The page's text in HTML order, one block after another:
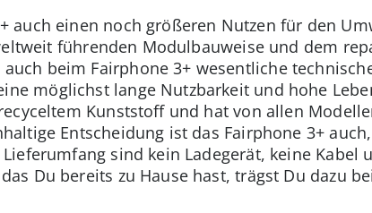
auch einen noch größeren Nutzen für den
führenden Modulbauweise und dem
beim Fairphone 3+ wesentliche
möglichst lange Nutzbarkeit und hohe
Kunststoff und hat von allen
Entscheidung ist das Fairphone 3+
sind kein Ladegerät, keine Kabel
Du bereits zu Hause hast, trägst Du dazu